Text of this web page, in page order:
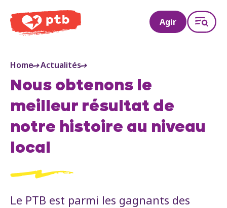
PTB
Agir
Home Actualités
Nous obtenons le
meilleur résultat de
notre histoire au niveau
local
Le PTB est parmi les gagnants des